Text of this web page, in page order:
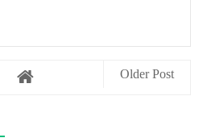
Older Post